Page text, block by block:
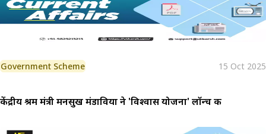
Government Scheme 15 Oct 2025
केंद्रीय श्रम मंत्री मनसुख मंडाविया ने 'विश्वास योजना' लॉन्च की